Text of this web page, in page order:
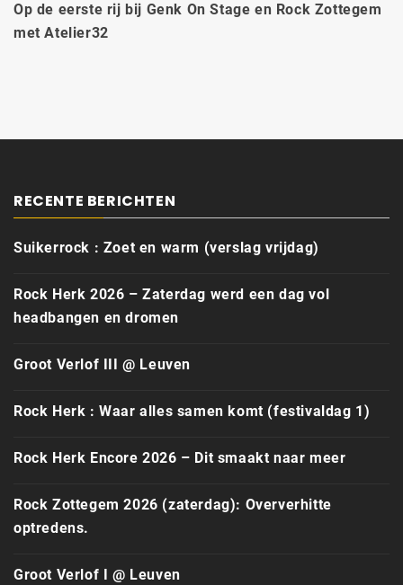
Op de eerste rij bij Genk On Stage en Rock Zottegem
met Atelier32
RECENTE BERICHTEN
Suikerrock : Zoet en warm (verslag vrijdag)
Rock Herk 2026 – Zaterdag werd een dag vol
headbangen en dromen
Groot Verlof III @ Leuven
Rock Herk : Waar alles samen komt (festivaldag 1)
Rock Herk Encore 2026 – Dit smaakt naar meer
Rock Zottegem 2026 (zaterdag): Oververhitte
optredens.
Groot Verlof I @ Leuven